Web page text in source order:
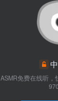
ASMR免费在线听，